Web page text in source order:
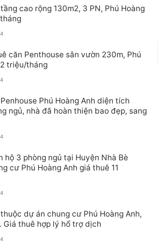
cao rộng 130m2, 3 PN, Phú Hoàng
căn Penthouse sân vườn 230m, Phú
triệu/tháng
Phú Hoàng Anh diện tích
ngủ, nhà đã hoàn thiện bao đẹp, sang
hộ 3 phòng ngủ tại Huyện Nhà Bè
cư Phú Hoàng Anh giá thuê 11
dự án chung cư Phú Hoàng Anh,
Giá thuê hợp lý hổ trợ dịch